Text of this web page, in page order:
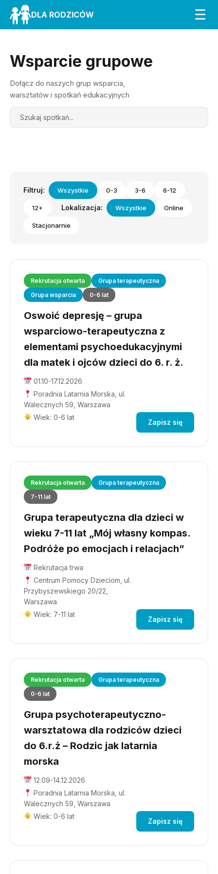
DLA RODZICÓW ☰
Wsparcie grupowe
Dołącz do naszych grup wsparcia,
warsztatów i spotkań edukacyjnych
Search
Filtruj: Wszystkie 0-3 3-6 6-12
12+ Lokalizacja: Wszystkie Online
Stacjonarnie
Rekrutacja otwarta
Grupa terapeutyczna
Grupa wsparcia
0-6 lat
Oswoić depresję – grupa
wsparciowo-terapeutyczna z
elementami psychoedukacyjnymi
dla matek i ojców dzieci do 6. r. ż.
01.10-17.12.2026
Poradnia Latarnia Morska, ul.
Walecznych 59, Warszawa
Wiek: 0-6 lat
Zapisz się
Rekrutacja otwarta
Grupa terapeutyczna
7-11 lat
Grupa terapeutyczna dla dzieci w
wieku 7-11 lat „Mój własny kompas.
Podróże po emocjach i relacjach”
Rekrutacja trwa
Centrum Pomocy Dzieciom, ul.
Przybyszewskiego 20/22,
Warszawa
Wiek: 7-11 lat
Zapisz się
Rekrutacja otwarta
Grupa terapeutyczna
0-6 lat
Grupa psychoterapeutyczno-
warsztatowa dla rodziców dzieci
do 6.r.ż – Rodzic jak latarnia
morska
12.09-14.12.2026
Poradnia Latarnia Morska, ul.
Walecznych 59, Warszawa
Wiek: 0-6 lat
Zapisz się